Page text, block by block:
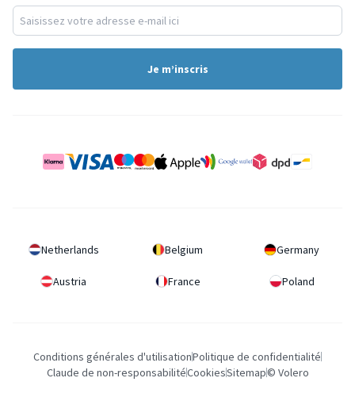
Je m’inscris
Netherlands Belgium Germany
Austria France Poland
Conditions générales d'utilisationPolitique de confidentialité
Claude de non-responsabilitéCookiesSitemap© Volero